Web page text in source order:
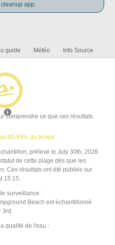
app.
guide Météo Info Source
comprendre ce que ces résultats
60-95% du temps
prélevé le July 30th, 2026
de cette plage dès que les
Ces résultats ont été publiés sur
15:15.
surveillance :
Beach est échantillonné
3rd.
qualité de l'eau :